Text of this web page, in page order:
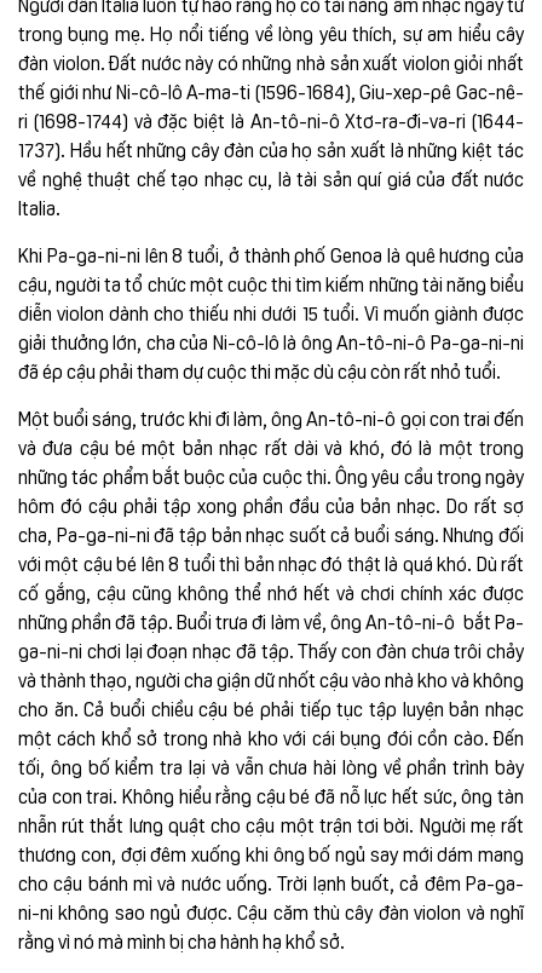
trong bụng mẹ. Họ nổi tiếng về lòng yêu thích, sự am hiểu cây
đàn violon. Đất nước này có những nhà sản xuất violon giỏi nhất
thế giới như Ni-cô-lô A-ma-ti (1596-1684), Giu-xep-pê Gac-nê-
ri (1698-1744) và đặc biệt là An-tô-ni-ô Xtơ-ra-đi-va-ri (1644-
1737). Hầu hết những cây đàn của họ sản xuất là những kiệt tác
về nghệ thuật chế tạo nhạc cụ, là tài sản quí giá của đất nước
Italia.
Khi Pa-ga-ni-ni lên 8 tuổi, ở thành phố Genoa là quê hương của
cậu, người ta tổ chức một cuộc thi tìm kiếm những tài năng biểu
diễn violon dành cho thiếu nhi dưới 15 tuổi. Vì muốn giành được
giải thưởng lớn, cha của Ni-cô-lô là ông An-tô-ni-ô Pa-ga-ni-ni
đã ép cậu phải tham dự cuộc thi mặc dù cậu còn rất nhỏ tuổi.
Một buổi sáng, trước khi đi làm, ông An-tô-ni-ô gọi con trai đến
và đưa cậu bé một bản nhạc rất dài và khó, đó là một trong
những tác phẩm bắt buộc của cuộc thi. Ông yêu cầu trong ngày
hôm đó cậu phải tập xong phần đầu của bản nhạc. Do rất sợ
cha, Pa-ga-ni-ni đã tập bản nhạc suốt cả buổi sáng. Nhưng đối
với một cậu bé lên 8 tuổi thì bản nhạc đó thật là quá khó. Dù rất
cố gắng, cậu cũng không thể nhớ hết và chơi chính xác được
những phần đã tập. Buổi trưa đi làm về, ông An-tô-ni-ô bắt Pa-
ga-ni-ni chơi lại đoạn nhạc đã tập. Thấy con đàn chưa trôi chảy
và thành thạo, người cha giận dữ nhốt cậu vào nhà kho và không
cho ăn. Cả buổi chiều cậu bé phải tiếp tục tập luyện bản nhạc
một cách khổ sở trong nhà kho với cái bụng đói cồn cào. Đến
tối, ông bố kiểm tra lại và vẫn chưa hài lòng về phần trình bày
của con trai. Không hiểu rằng cậu bé đã nỗ lực hết sức, ông tàn
nhẫn rút thắt lưng quật cho cậu một trận tơi bời. Người mẹ rất
thương con, đợi đêm xuống khi ông bố ngủ say mới dám mang
cho cậu bánh mì và nước uống. Trời lạnh buốt, cả đêm Pa-ga-
ni-ni không sao ngủ được. Cậu căm thù cây đàn violon và nghĩ
rằng vì nó mà mình bị cha hành hạ khổ sở.